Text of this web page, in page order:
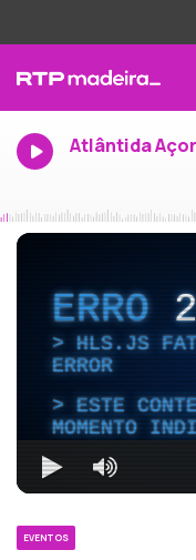
Atlântida
ERRO
HLS.JS
ERROR
ESTE
MOMENTO
EVENTOS